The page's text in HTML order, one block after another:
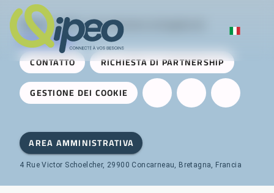
Qipeo © 2025 -Una soluzione sviluppata da
AireServices
CONTATTO
RICHIESTA DI PARTNERSHIP
GESTIONE DEI COOKIE
AREA AMMINISTRATIVA
4 Rue Victor Schoelcher, 29900 Concarneau, Bretagna, Francia